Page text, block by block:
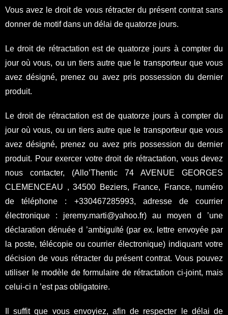
Vous avez le droit de vous rétracter du présent contrat sans
donner de motif dans un délai de quatorze jours.
Le droit de rétractation est de quatorze jours à compter du
jour où vous, ou un tiers autre que le transporteur que vous
avez désigné, prenez ou avez pris possession du dernier
produit.
Le droit de rétractation est de quatorze jours à compter du
jour où vous, ou un tiers autre que le transporteur que vous
avez désigné, prenez ou avez pris possession du dernier
produit. Pour exercer votre droit de rétractation, vous devez
nous contacter, (Allo’Thentic 74 AVENUE GEORGES
CLEMENCEAU , 34500 Beziers, France, France, numéro
de téléphone : +330467285993, adresse de courrier
électronique : jeremy.marti@yahoo.fr) au moyen d ’une
déclaration dénuée d ’ambiguïté (par ex. lettre envoyée par
la poste, télécopie ou courrier électronique) indiquant votre
décision de vous rétracter du présent contrat. Vous pouvez
utiliser le modèle de formulaire de rétractation ci-joint, mais
celui-ci n ’est pas obligatoire.
Il suffit que vous envoyiez, afin de respecter le délai de